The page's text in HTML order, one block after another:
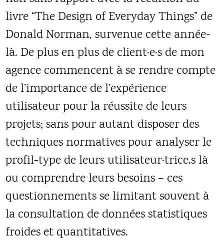
livre “The Design of Everyday Things” de
Donald Norman, survenue cette année-
là. De plus en plus de client·e·s de mon
agence commencent à se rendre compte
de l’importance de l’expérience
utilisateur pour la réussite de leurs
projets; sans pour autant disposer des
techniques normatives pour analyser le
profil-type de leurs utilisateur·trice.s là
ou comprendre leurs besoins – ces
questionnements se limitant souvent à
la consultation de données statistiques
froides et quantitatives.